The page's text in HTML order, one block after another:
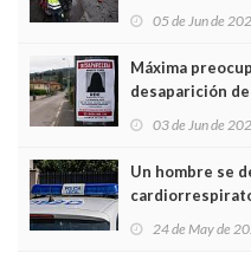
frontal
05 de Jun de
Máxima
desaparición
03 de Jun de
Un hombre se
Local en Luanco
24 de May de